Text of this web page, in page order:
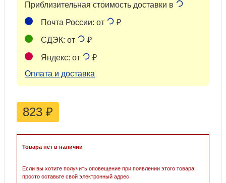
Приблизительная стоимость доставки в
Почта России: от ₽
СДЭК: от ₽
Яндекс: от
₽
Оплата и доставка
823 ₽
Товара нет в наличии
Если вы хотите получить оповещение при появлении этого товара,
просто оставьте свой электронный адрес.